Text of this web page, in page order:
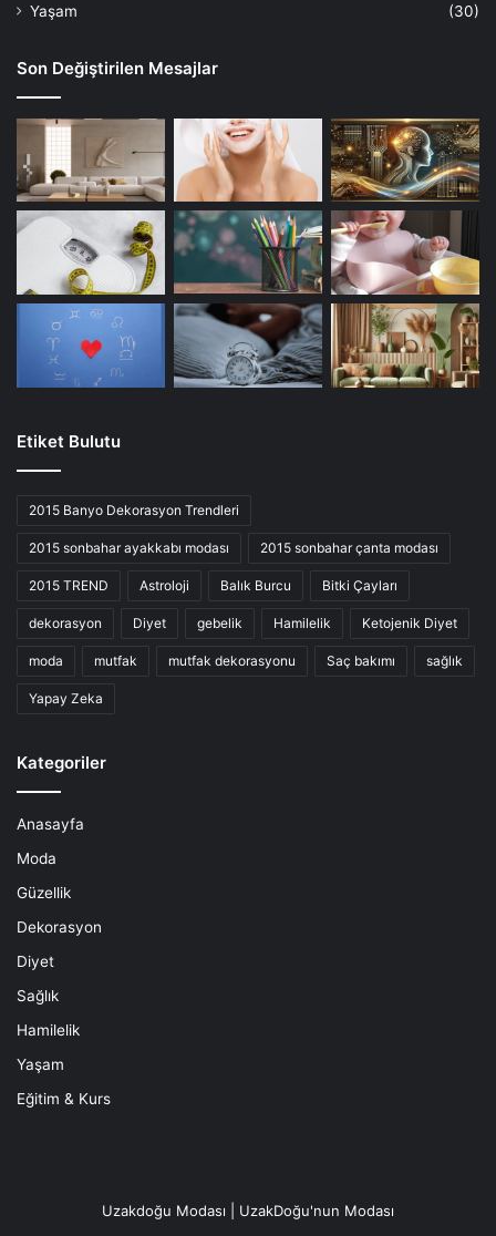
Yaşam
(30)
Son Değiştirilen Mesajlar
Etiket Bulutu
2015 Banyo Dekorasyon Trendleri
2015 sonbahar ayakkabı modası 2015 sonbahar çanta modası
2015 TREND Astroloji Balık Burcu Bitki Çayları
dekorasyon Diyet gebelik Hamilelik Ketojenik Diyet
moda mutfak mutfak dekorasyonu Saç bakımı sağlık
Yapay Zeka
Kategoriler
Anasayfa
Moda
Güzellik
Dekorasyon
Diyet
Sağlık
Hamilelik
Yaşam
Eğitim & Kurs
Uzakdoğu Modası | UzakDoğu'nun Modası